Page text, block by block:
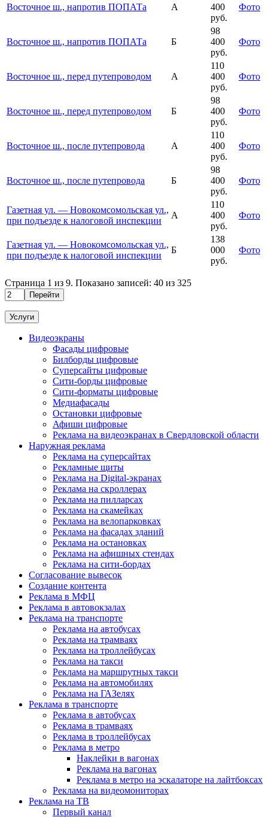
Восточное ш., напротив ПОПАТа А
400
руб.
Фото
Восточное ш., напротив ПОПАТа Б
98
400
руб.
Фото
Восточное ш., перед путепроводом А
110
400
руб.
Фото
Восточное ш., перед путепроводом Б
98
400
руб.
Фото
Восточное ш., после путепровода А
110
400
руб.
Фото
Восточное ш., после путепровода Б
98
400
руб.
Фото
Газетная ул. — Новокомсомольская ул.,
при подъезде к налоговой инспекции
А
110
400
руб.
Фото
Газетная ул. — Новокомсомольская ул.,
при подъезде к налоговой инспекции
Б
138
000
руб.
Фото
Страница 1 из 9. Показано записей: 40 из 325
Перейти
Услуги
Видеоэкраны
Фасады цифровые
Билборды цифровые
Суперсайты цифровые
Сити-борды цифровые
Сити-форматы цифровые
Медиафасады
Остановки цифровые
Афиши цифровые
Реклама на видеоэкранах в Свердловской области
Наружная реклама
Реклама на суперсайтах
Рекламные щиты
Реклама на Digital-экранах
Реклама на скроллерах
Реклама на пилларсах
Реклама на скамейках
Реклама на велопарковках
Реклама на фасадах зданий
Реклама на остановках
Реклама на афишных стендах
Реклама на сити-бордах
Согласование вывесок
Создание контента
Реклама в МФЦ
Реклама в автовокзалах
Реклама на транспорте
Реклама на автобусах
Реклама на трамваях
Реклама на троллейбусах
Реклама на такси
Реклама на маршрутных такси
Реклама на автомобилях
Реклама на ГАЗелях
Реклама в транспорте
Реклама в автобусах
Реклама в трамваях
Реклама в троллейбусах
Реклама в метро
Наклейки в вагонах
Реклама на вагонах
Реклама в метро на эскалаторе на лайтбоксах
Реклама на видеомониторах
Реклама на ТВ
Первый канал